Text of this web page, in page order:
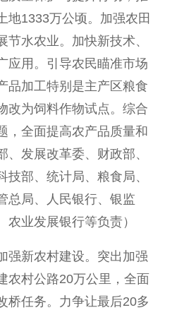
地1333万公顷。加强农田
水农业。加快新技术、
应用。引导农民瞄准市场
品加工特别是主产区粮食
改为饲料作物试点。综合
，全面提高农产品质量和
发展改革委、财政部、
技部、统计局、粮食局、
总局、人民银行、银监
业发展银行等负责）
强新农村建设。突出加强
农村公路20万公里，全面
桥任务。力争让最后20多